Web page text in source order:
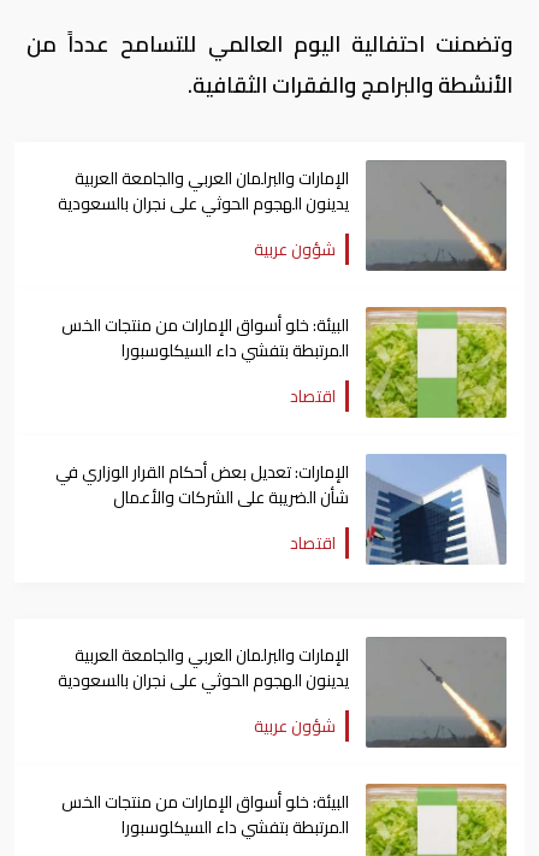
وتضمنت احتفالية اليوم العالمي للتسامح عدداً من
الأنشطة والبرامج والفقرات الثقافية.
الإمارات والبرلمان العربي والجامعة العربية
يدينون الهجوم الحوثي على نجران بالسعودية
شؤون عربية
البيئة: خلو أسواق الإمارات من منتجات الخس
المرتبطة بتفشي داء السيكلوسبورا
اقتصاد
الإمارات: تعديل بعض أحكام القرار الوزاري في
شأن الضريبة على الشركات والأعمال
اقتصاد
الإمارات والبرلمان العربي والجامعة العربية
يدينون الهجوم الحوثي على نجران بالسعودية
شؤون عربية
البيئة: خلو أسواق الإمارات من منتجات الخس
المرتبطة بتفشي داء السيكلوسبورا